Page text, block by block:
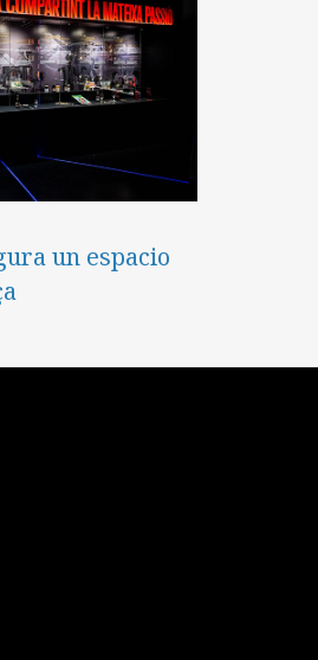
un espacio